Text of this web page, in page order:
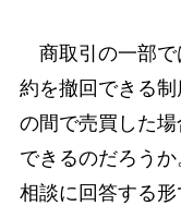
商取引の一部で
約を撤回できる
の間で売買した
できるのだろう
相談に回答する形